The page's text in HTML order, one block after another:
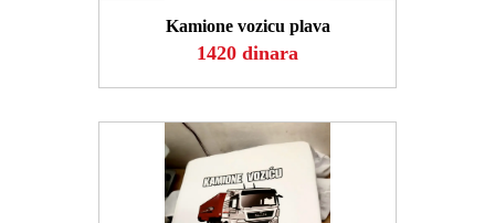
Kamione vozicu plava
1420 dinara